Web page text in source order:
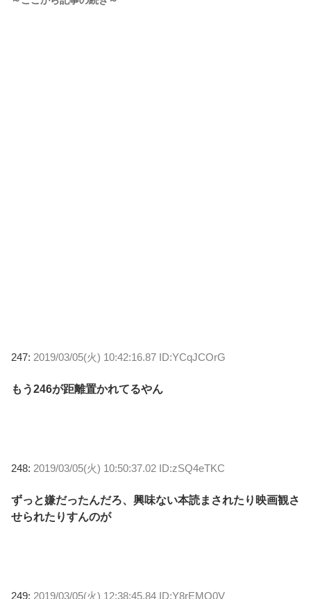
247: 2019/03/05(火) 10:42:16.87 ID:YCqJCOrG
もう246が距離置かれてるやん
248: 2019/03/05(火) 10:50:37.02 ID:zSQ4eTKC
ずっと嫌だったんだろ、興味ない本読まされたり映画観さ
せられたりすんのが
249: 2019/03/05(火) 12:38:45.84 ID:Y8rEMQ0V